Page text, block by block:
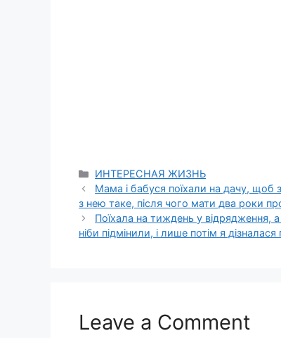
Categories
ИНТЕРЕСНАЯ ЖИЗНЬ
Мама і бабуся поїхали на дачу, щоб
з нею таке, після чого мати два роки
Поїхала на тиждень у відрядження,
ніби підмінили, і лише потім я
Leave a Comment